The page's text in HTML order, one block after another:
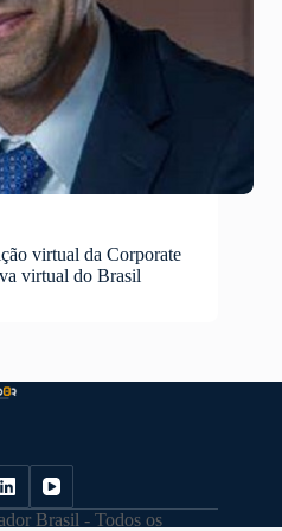
virtual da Corporate
virtual do Brasil
Brasil - Todos os